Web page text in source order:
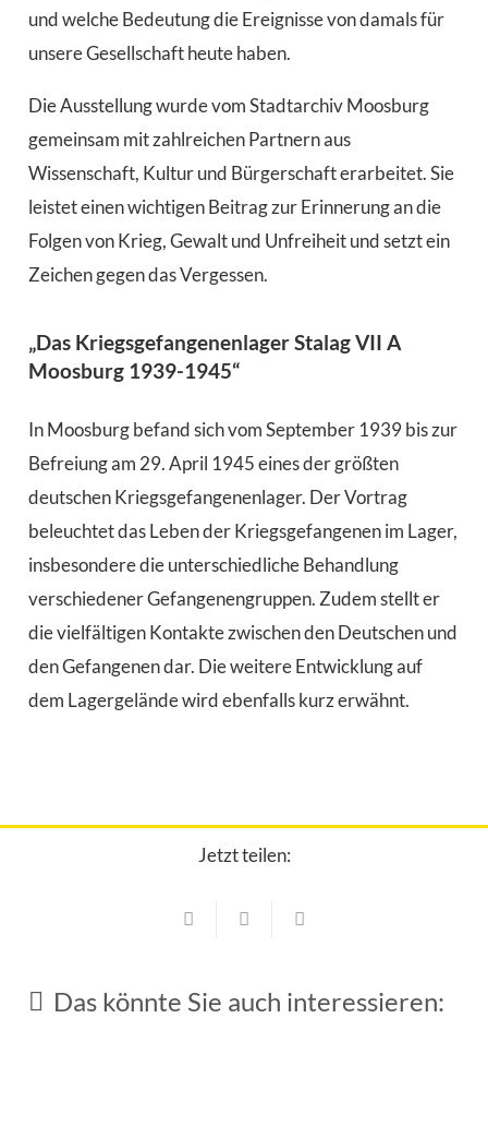
und welche Bedeutung die Ereignisse von damals für
unsere Gesellschaft heute haben.
Die Ausstellung wurde vom Stadtarchiv Moosburg
gemeinsam mit zahlreichen Partnern aus
Wissenschaft, Kultur und Bürgerschaft erarbeitet. Sie
leistet einen wichtigen Beitrag zur Erinnerung an die
Folgen von Krieg, Gewalt und Unfreiheit und setzt ein
Zeichen gegen das Vergessen.
„Das Kriegsgefangenenlager Stalag VII A
Moosburg 1939-1945“
In Moosburg befand sich vom September 1939 bis zur
Befreiung am 29. April 1945 eines der größten
deutschen Kriegsgefangenenlager. Der Vortrag
beleuchtet das Leben der Kriegsgefangenen im Lager,
insbesondere die unterschiedliche Behandlung
verschiedener Gefangenengruppen. Zudem stellt er
die vielfältigen Kontakte zwischen den Deutschen und
den Gefangenen dar. Die weitere Entwicklung auf
dem Lagergelände wird ebenfalls kurz erwähnt.
Jetzt teilen:
Das könnte Sie auch interessieren:
beim Metzgerwirt
24. Juni 2026
RUNTER VOM SOFA – REIN IN´S
Termine